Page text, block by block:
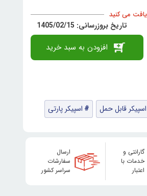
افزودن به سبد خرید
تاریخ بروزرسانی: 1405/02/15
اسپیکر قابل حمل اسپیکر پارتی
گارانتی و
خدمات با
اعتبار
ارسال
سفارشات
سراسر کشور